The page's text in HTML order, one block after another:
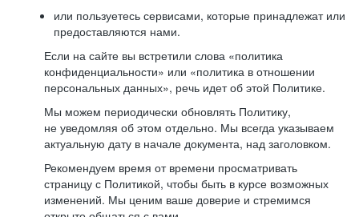
или пользуетесь сервисами, которые принадлежат или
предоставляются нами.
Если на сайте вы встретили слова «политика
конфиденциальности» или «политика в отношении
персональных данных», речь идет об этой Политике.
Мы можем периодически обновлять Политику,
не уведомляя об этом отдельно. Мы всегда указываем
актуальную дату в начале документа, над заголовком.
Рекомендуем время от времени просматривать
страницу с Политикой, чтобы быть в курсе возможных
изменений. Мы ценим ваше доверие и стремимся